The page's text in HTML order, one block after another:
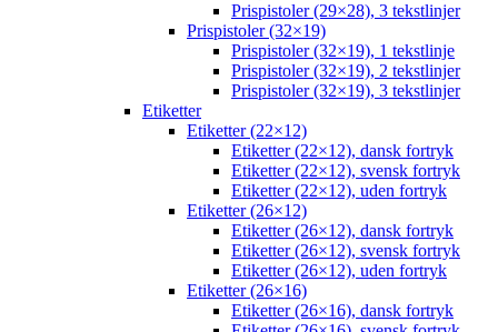
Prispistoler (29×28), 3 tekstlinjer
Prispistoler (32×19)
Prispistoler (32×19), 1 tekstlinje
Prispistoler (32×19), 2 tekstlinjer
Prispistoler (32×19), 3 tekstlinjer
Etiketter
Etiketter (22×12)
Etiketter (22×12), dansk fortryk
Etiketter (22×12), svensk fortryk
Etiketter (22×12), uden fortryk
Etiketter (26×12)
Etiketter (26×12), dansk fortryk
Etiketter (26×12), svensk fortryk
Etiketter (26×12), uden fortryk
Etiketter (26×16)
Etiketter (26×16), dansk fortryk